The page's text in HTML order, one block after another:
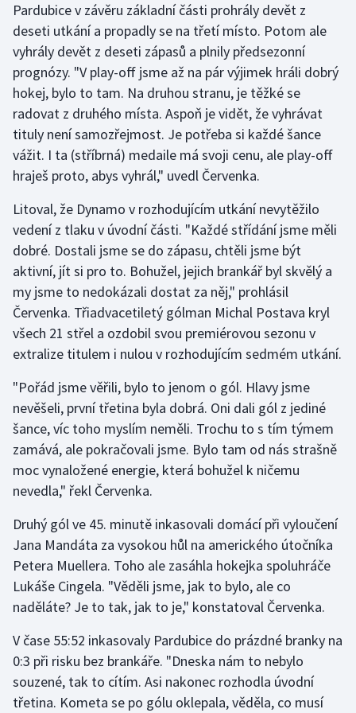
Judo
Krasobruslení
Lezení
Lyže a snowboard
Moderní pětiboj
Motorsport
Olympijské hry
Parasport
Plavání
Plážový volejbal
Ragby
Rychlobruslení
Rychlostní kanoistika
Sportovní střelba
Stolní tenis
Veslování
Vodní slalom
Pardubice v závěru základní části prohrály devět z
deseti utkání a propadly se na třetí místo. Potom ale
vyhrály devět z deseti zápasů a plnily předsezonní
prognózy. "V play-off jsme až na pár výjimek hráli dobrý
hokej, bylo to tam. Na druhou stranu, je těžké se
radovat z druhého místa. Aspoň je vidět, že vyhrávat
tituly není samozřejmost. Je potřeba si každé šance
vážit. I ta (stříbrná) medaile má svoji cenu, ale play-off
hraješ proto, abys vyhrál," uvedl Červenka.
Litoval, že Dynamo v rozhodujícím utkání nevytěžilo
vedení z tlaku v úvodní části. "Každé střídání jsme měli
dobré. Dostali jsme se do zápasu, chtěli jsme být
aktivní, jít si pro to. Bohužel, jejich brankář byl skvělý a
my jsme to nedokázali dostat za něj," prohlásil
Červenka. Třiadvacetiletý gólman Michal Postava kryl
všech 21 střel a ozdobil svou premiérovou sezonu v
extralize titulem i nulou v rozhodujícím sedmém utkání.
"Pořád jsme věřili, bylo to jenom o gól. Hlavy jsme
nevěšeli, první třetina byla dobrá. Oni dali gól z jediné
šance, víc toho myslím neměli. Trochu to s tím týmem
zamává, ale pokračovali jsme. Bylo tam od nás strašně
moc vynaložené energie, která bohužel k ničemu
nevedla," řekl Červenka.
Druhý gól ve 45. minutě inkasovali domácí při vyloučení
Jana Mandáta za vysokou hůl na amerického útočníka
Petera Muellera. Toho ale zasáhla hokejka spoluhráče
Lukáše Cingela. "Věděli jsme, jak to bylo, ale co
naděláte? Je to tak, jak to je," konstatoval Červenka.
V čase 55:52 inkasovaly Pardubice do prázdné branky na
0:3 při risku bez brankáře. "Dneska nám to nebylo
souzené, tak to cítím. Asi nakonec rozhodla úvodní
třetina. Kometa se po gólu oklepala, věděla, co musí